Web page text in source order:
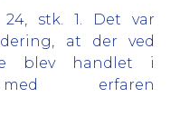
stk. 1. Det var
at der ved
blev handlet i
med erfaren